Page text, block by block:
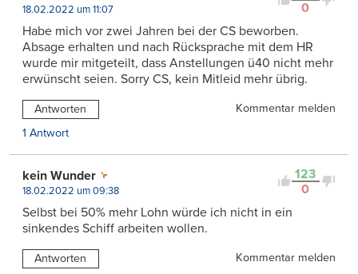
0
18.02.2022 um 11:07
Habe mich vor zwei Jahren bei der CS beworben.
Absage erhalten und nach Rücksprache mit dem HR
wurde mir mitgeteilt, dass Anstellungen ü40 nicht mehr
erwünscht seien. Sorry CS, kein Mitleid mehr übrig.
Antworten
Kommentar melden
1 Antwort
123
0
kein Wunder
18.02.2022 um 09:38
Selbst bei 50% mehr Lohn würde ich nicht in ein
sinkendes Schiff arbeiten wollen.
Antworten
Kommentar melden